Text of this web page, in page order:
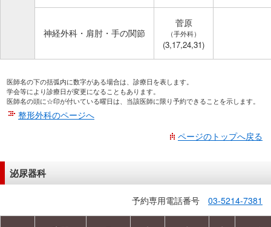
神経外科・肩肘・手の関節
菅原
（手外科）
(3,17,24,31)
医師名の下の括弧内に数字がある場合は、診療日を表します。
学会等により診療日が変更になることもあります。
医師名の頭に☆印が付いている曜日は、当該医師に限り予約できることを示します。
整形外科のページへ
ページのトップへ戻る
泌尿器科
予約専用電話番号 03-5214-7381